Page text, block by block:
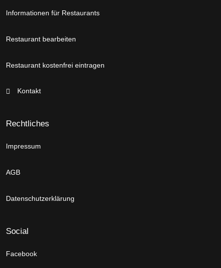
Informationen für Restaurants
Restaurant bearbeiten
Restaurant kostenfrei eintragen
Kontakt
Rechtliches
Impressum
AGB
Datenschutzerklärung
Social
Facebook